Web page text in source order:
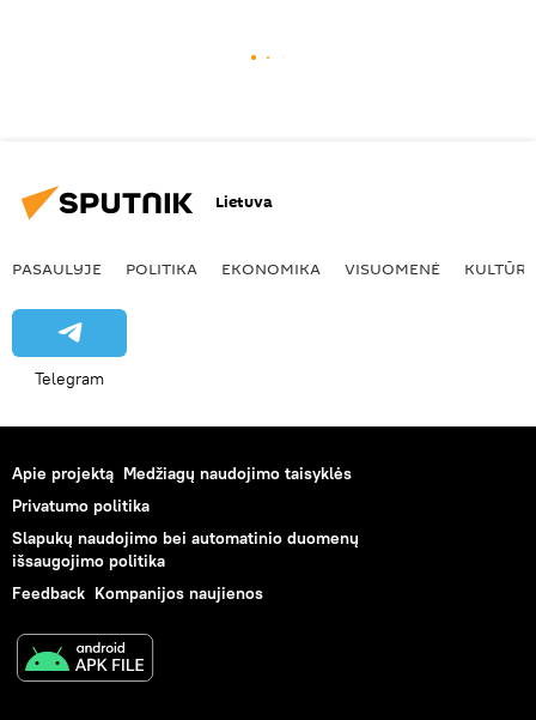
Lietuva
PASAULYJE POLITIKA EKONOMIKA VISUOMENĖ KULTŪRA
Telegram
Apie projektą Medžiagų naudojimo taisyklės
Privatumo politika
Slapukų naudojimo bei automatinio duomenų
išsaugojimo politika
Feedback Kompanijos naujienos